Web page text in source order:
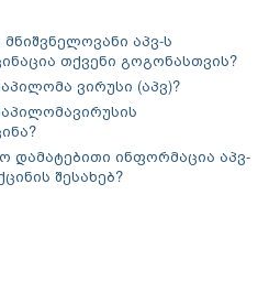
აპვ-ს
თქვენი გოგონასთვის?
ვირუსი (აპვ)?
დამატებითი ინფორმაცია აპვ-
შესახებ?